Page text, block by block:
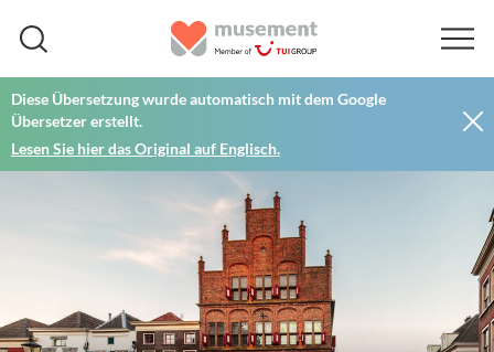
Diese Übersetzung wurde automatisch mit dem Google
Übersetzer erstellt.
Lesen Sie hier das Original auf Englisch.